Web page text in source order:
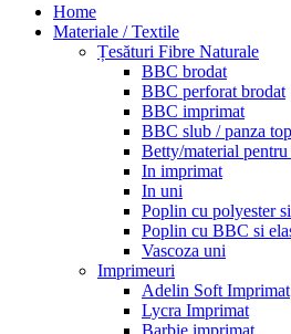
Home
Materiale / Textile
Țesături Fibre Naturale
BBC brodat
BBC perforat brodat
BBC imprimat
BBC slub / panza
Betty/material pentru
In imprimat
In uni
Poplin cu polyester
Poplin cu BBC si
Vascoza uni
Imprimeuri
Adelin Soft Imprimat
Lycra Imprimat
Barbie imprimat